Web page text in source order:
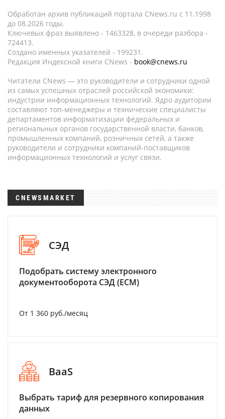
Обработан архив публикаций портала CNews.ru c 11.1998
до 08.2026 годы.
Ключевых фраз выявлено - 1463328, в очереди разбора -
724413.
Создано именных указателей - 199231.
Редакция Индексной книги CNews - book@cnews.ru
Читатели CNews — это руководители и сотрудники одной
из самых успешных отраслей российской экономики:
индустрии информационных технологий. Ядро аудитории
составляют топ-менеджеры и технические специалисты
департаментов информатизации федеральных и
региональных органов государственной власти, банков,
промышленных компаний, розничных сетей, а также
руководители и сотрудники компаний-поставщиков
информационных технологий и услуг связи.
CNEWSMARKET
СЭД
Подобрать систему электронного
документооборота СЭД (ECM)
От 1 360 руб./месяц
BaaS
Выбрать тариф для резервного копирования
данных